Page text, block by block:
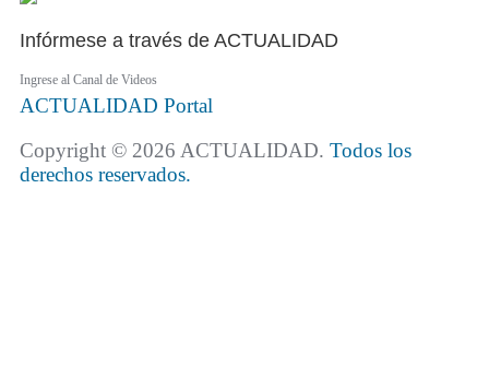
Infórmese a través de ACTUALIDAD
Ingrese al Canal de Videos
ACTUALIDAD Portal
Copyright © 2026 ACTUALIDAD. Todos los
derechos reservados.